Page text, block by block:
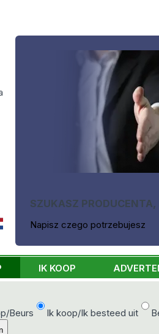
SZUKASZ
Napisz czego potrzebujesz
IK KOOP
Beurs Ik koop/Ik besteed uit